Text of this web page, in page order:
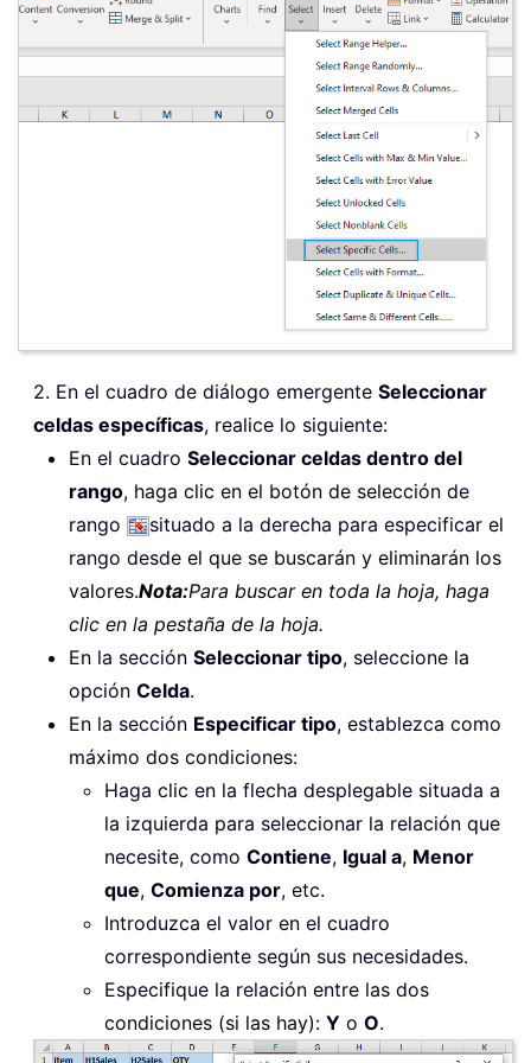
2. En el cuadro de diálogo emergente Seleccionar
celdas específicas, realice lo siguiente:
En el cuadro Seleccionar celdas dentro del
rango, haga clic en el botón de selección de
rango
situado a la derecha para especificar el
rango desde el que se buscarán y eliminarán los
valores.Nota:Para buscar en toda la hoja, haga
clic en la pestaña de la hoja.
En la sección Seleccionar tipo, seleccione la
opción Celda.
En la sección Especificar tipo, establezca como
máximo dos condiciones:
Haga clic en la flecha desplegable situada a
la izquierda para seleccionar la relación que
necesite, como Contiene, Igual a, Menor
que, Comienza por, etc.
Introduzca el valor en el cuadro
correspondiente según sus necesidades.
Especifique la relación entre las dos
condiciones (si las hay): Y o O.